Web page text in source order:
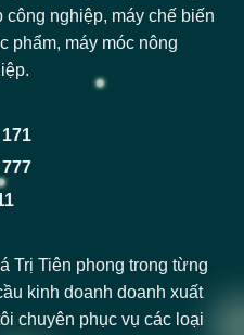
công nghiệp, máy chế biến
phẩm, máy móc nông
Trị Tiên phong trong từng
kinh doanh doanh xuất
chuyên phục vụ các loại